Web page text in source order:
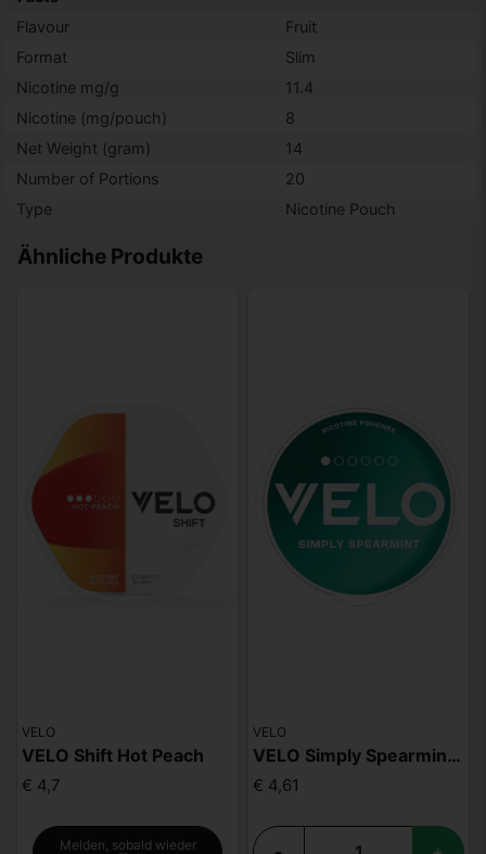
Ähnliche Produkte
VELO
VELO Shift Hot Peach
€ 4,7
Melden, sobald wieder
VELO
VELO Simply Spearmint Mini
€ 4,61
Flavour
Fruit
Format
Slim
Nicotine mg/g
11.4
Nicotine (mg/pouch)
8
Net Weight (gram)
14
Number of Portions
20
Type
Nicotine Pouch